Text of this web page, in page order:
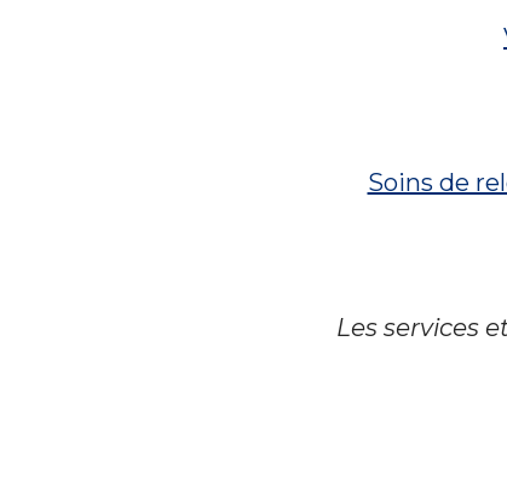
Soins de
Les services